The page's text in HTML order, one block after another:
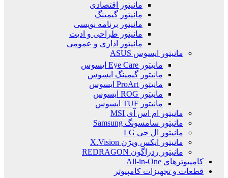
مانیتور اقتصادی
مانیتور گیمینگ
مانیتور برنامه نویسی
مانیتور طراحی و ادیت
مانیتور اداری و عمومی
مانیتور ایسوس ASUS
مانیتور Eye Care ایسوس
مانیتور گیمینگ ایسوس
مانیتور ProArt ایسوس
مانیتور ROG ایسوس
مانیتور TUF ایسوس
مانیتور ام اس آی MSI
مانیتور سامسونگ Samsung
مانیتور ال جی LG
مانیتور ایکس ویژن X.Vision
مانیتور ردراگون REDRAGON
کامپیوترهای All-in-One
قطعات و تجهیزات کامپیوتر